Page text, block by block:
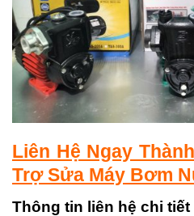
Liên Hệ Ngay
Trợ Sửa Máy Bơm
Thông tin liên hệ chi tiết